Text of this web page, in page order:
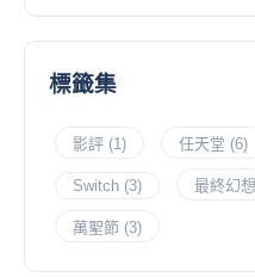
標籤集
影評 (1) 任天堂 (6)
Switch (3) 最終幻想
萬聖節 (3)